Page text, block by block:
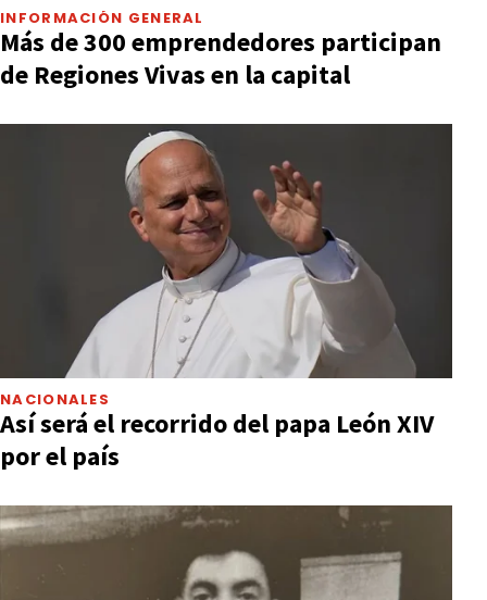
INFORMACIÓN GENERAL
Más de 300 emprendedores participan
de Regiones Vivas en la capital
NACIONALES
Así será el recorrido del papa León XIV
por el país